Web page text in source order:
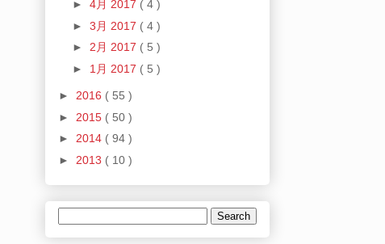
► 4月 2017 ( 4 )
► 3月 2017 ( 4 )
► 2月 2017 ( 5 )
► 1月 2017 ( 5 )
► 2016 ( 55 )
► 2015 ( 50 )
► 2014 ( 94 )
► 2013 ( 10 )